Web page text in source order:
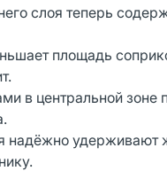
слоя теперь
площадь
в центральной зоне
надёжно